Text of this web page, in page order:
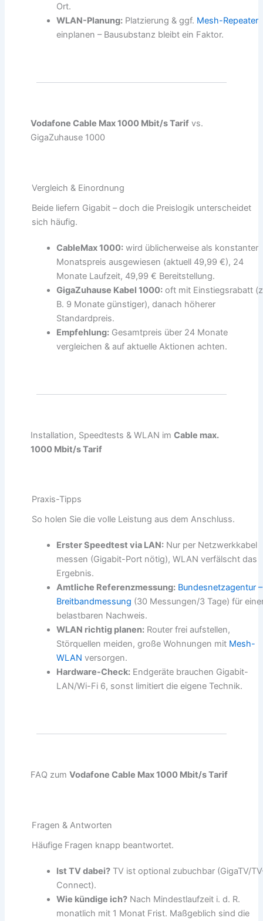
Ort.
WLAN-Planung: Platzierung & ggf. Mesh-Repeater
einplanen – Bausubstanz bleibt ein Faktor.
Vodafone Cable Max 1000 Mbit/s Tarif vs.
GigaZuhause 1000
Vergleich & Einordnung
Beide liefern Gigabit – doch die Preislogik unterscheidet
sich häufig.
CableMax 1000: wird üblicherweise als konstanter
Monatspreis ausgewiesen (aktuell 49,99 €), 24
Monate Laufzeit, 49,99 € Bereitstellung.
GigaZuhause Kabel 1000: oft mit Einstiegsrabatt
B. 9 Monate günstiger), danach höherer
Standardpreis.
Empfehlung: Gesamtpreis über 24 Monate
vergleichen & auf aktuelle Aktionen achten.
Installation, Speedtests & WLAN imCable max.
1000 Mbit/s Tarif
Praxis-Tipps
So holen Sie die volle Leistung aus dem Anschluss.
Erster Speedtest via LAN: Nur per Netzwerkkabel
messen (Gigabit-Port nötig), WLAN verfälscht das
Ergebnis.
Amtliche Referenzmessung: Bundesnetzagentur –
Breitbandmessung (30 Messungen/3 Tage) für
belastbaren Nachweis.
WLAN richtig planen: Router frei aufstellen,
Störquellen meiden, große Wohnungen mit Mesh-
WLAN versorgen.
Hardware-Check: Endgeräte brauchen Gigabit-
LAN/Wi-Fi 6, sonst limitiert die eigene Technik.
FAQ zumVodafone Cable Max 1000 Mbit/s Tarif
Fragen & Antworten
Häufige Fragen knapp beantwortet.
Ist TV dabei? TV ist optional zubuchbar (GigaTV/
Connect).
Wie kündige ich? Nach Mindestlaufzeit i. d. R.
monatlich mit 1 Monat Frist. Maßgeblich sind die